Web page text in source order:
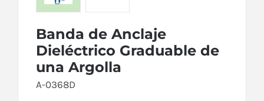
Banda de Anclaje
Dieléctrico Graduable de
una Argolla
A-0368D